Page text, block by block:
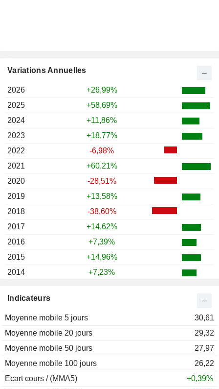
Indicateurs
Moyenne mobile 5 jours
30,61
Moyenne mobile 20 jours
29,32
Moyenne mobile 50 jours
27,97
Moyenne mobile 100 jours
26,22
Ecart cours / (MMA5)
+0,39%
Variations Annuelles
2026
+26,99%
2025
+58,69%
2024
+11,86%
2023
+18,77%
2022
-6,98%
2021
+60,21%
2020
-28,51%
2019
+13,58%
2018
-38,60%
2017
+14,62%
2016
+7,39%
2015
+14,96%
2014
+7,23%
2012
2011
-23,63%
2010
+5,51%
2009
-5,87%
2008
-72,60%
2007